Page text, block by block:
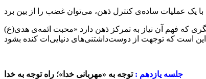
که فهم آن نیاز به تمرکز ذهن دارد «محبت ائمه‌ی هدی(ع)
جلسه یازدهم : توجه به «مهربانی خدا»؛ راه توجه به خدا